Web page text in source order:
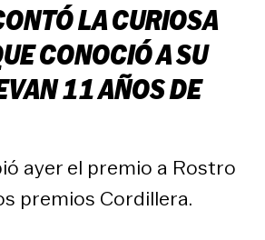
LA CURIOSA
CONOCIÓ A SU
11 AÑOS DE
ayer el premio a Rostro
premios Cordillera.